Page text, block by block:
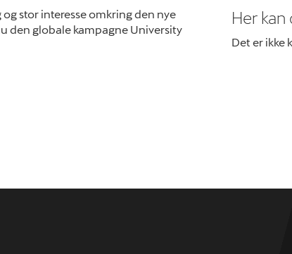
stor interesse omkring den nye
den globale kampagne University
Her
Det er ikke